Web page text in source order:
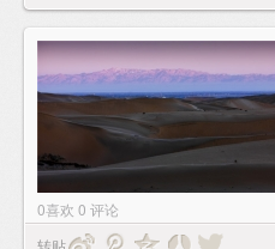
0喜欢 0 评论
转贴